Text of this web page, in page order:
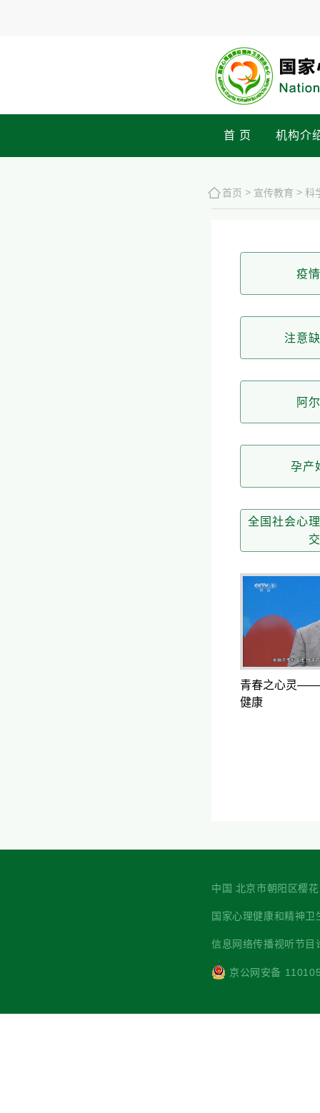
首 页 机构介
首页 > 宣传教育 > 科
疫
注意
阿
孕产
全国社会心
青春之心灵——
健康
中国 北京市朝阳区
国家心理健康和精神
信息网络传播视听节
京公网安备